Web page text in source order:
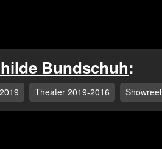
Bundschuh:
Theater 2019-2016